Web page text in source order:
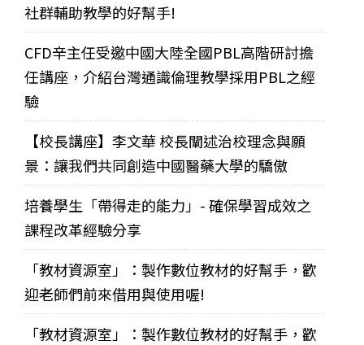
社群輔助教學的好幫手!
CFD辛主任受邀中國大陸全國PBL高階研討擔
任講座，介紹台灣通識倫理教學採用PBL之經
驗
【校長講座】李文華 校長闡述治校理念與願
景：讓我們共同創造中國醫藥大學的驕傲
培養學生「帶得走的能力」- 確保學習成效之
課程改革經驗分享
「教材資源室」：製作數位教材的好幫手，歡
迎老師們前來借用與使用喔!
「教材資源室」：製作數位教材的好幫手，歡